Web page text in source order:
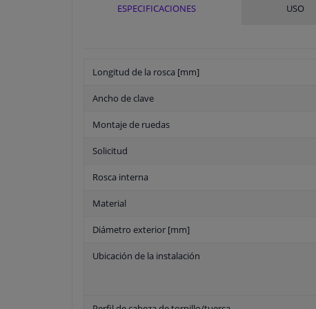
ESPECIFICACIONES USO
Longitud de la rosca [mm]
Ancho de clave
Montaje de ruedas
Solicitud
Rosca interna
Material
Diámetro exterior [mm]
Ubicación de la instalación